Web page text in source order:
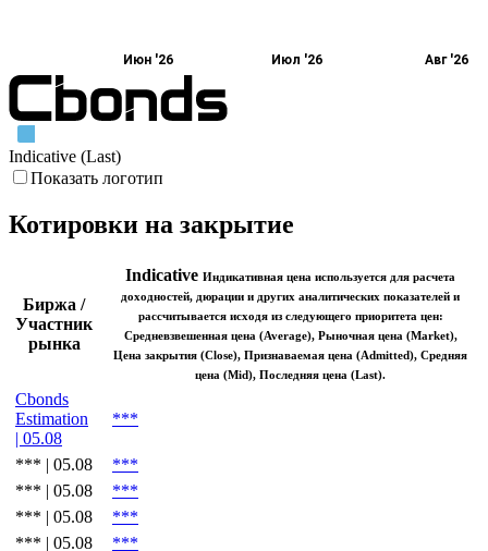
Июн '26 Июл '26 Авг '26
Indicative (Last)
Показать логотип
Котировки на закрытие
Биржа /
Участник
рынка
Indicative Индикативная цена используется для расчета
доходностей, дюрации и других аналитических показателей и
рассчитывается исходя из следующего приоритета цен:
Средневзвешенная цена (Average), Рыночная цена (Market),
Цена закрытия (Close), Признаваемая цена (Admitted), Средняя
цена (Mid), Последняя цена (Last).
Cbonds
Estimation
| 05.08
***
*** | 05.08
***
*** | 05.08
***
*** | 05.08
***
*** | 05.08
***